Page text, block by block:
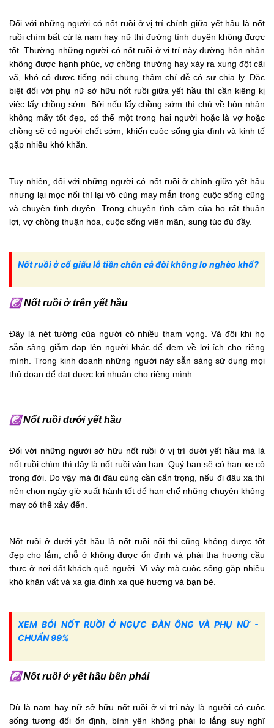
Đối với những người có nốt ruồi ở vị trí chính giữa yết hầu là nốt
ruồi chìm bất cứ là nam hay nữ thì đường tình duyên không được
tốt. Thường những người có nốt ruồi ở vị trí này đường hôn nhân
không được hạnh phúc, vợ chồng thường hay xảy ra xung đột cãi
vã, khó có được tiếng nói chung thậm chí dễ có sự chia ly. Đặc
biệt đối với phụ nữ sở hữu nốt ruồi giữa yết hầu thì cần kiêng kị
việc lấy chồng sớm. Bởi nếu lấy chồng sớm thì chủ về hôn nhân
không mấy tốt đẹp, có thể một trong hai người hoặc là vợ hoặc
chồng sẽ có người chết sớm, khiến cuộc sống gia đình và kinh tế
gặp nhiều khó khăn.
Tuy nhiên, đối với những người có nốt ruồi ở chính giữa yết hầu
nhưng lại mọc nổi thì lại vô cùng may mắn trong cuộc sống cũng
và chuyện tình duyên. Trong chuyện tình cảm của họ rất thuận
lợi, vợ chồng thuận hòa, cuộc sống viên mãn, sung túc đủ đầy.
Nốt ruồi ở cổ giấu lỗ tiền chôn cả đời không lo nghèo khổ?
☯Nốt ruồi ở trên yết hầu
Đây là nét tướng của người có nhiều tham vọng. Và đôi khi họ
sẵn sàng giẫm đạp lên người khác để đem về lợi ích cho riêng
mình. Trong kinh doanh những người này sẵn sàng sử dụng mọi
thủ đoạn để đạt được lợi nhuận cho riêng mình.
☯Nốt ruồi dưới yết hầu
Đối với những người sở hữu nốt ruồi ở vị trí dưới yết hầu mà là
nốt ruồi chìm thì đây là nốt ruồi vận hạn. Quý bạn sẽ có hạn xe cộ
trong đời. Do vậy mà đi đâu cùng cần cẩn trọng, nếu đi đâu xa thì
nên chọn ngày giờ xuất hành tốt để hạn chế những chuyện không
may có thể xảy đến.
Nốt ruồi ở dưới yết hầu là nốt ruồi nổi thì cũng không được tốt
đẹp cho lắm, chỗ ở không được ổn định và phải tha hương cầu
thực ở nơi đất khách quê người. Vì vậy mà cuộc sống gặp nhiều
khó khăn vất vả xa gia đình xa quê hương và bạn bè.
XEM BÓI NỐT RUỒI Ở NGỰC ĐÀN ÔNG VÀ PHỤ NỮ -
CHUẨN 99%
☯Nốt ruồi ở yết hầu bên phải
Dù là nam hay nữ sở hữu nốt ruồi ở vị trí này là người có cuộc
sống tương đối ổn định, bình yên không phải lo lắng suy nghĩ